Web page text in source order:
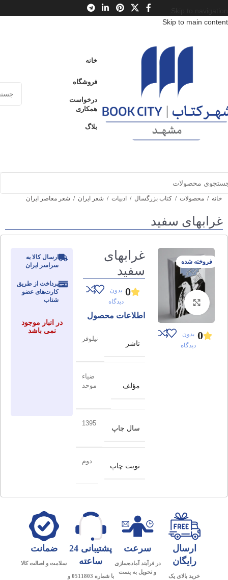
Skip to main content
خانه
فروشگاه
درخواست
همکاری
بلاگ
خانه / محصولات / کتاب بزرگسال / ادبیات / شعر ایران / شعر معاصر ایران
غرابهای سفید
فروخته شده
برای بزرگنمایی کلیک کنید
0 بدون
دیدگاه
غرابهای
سفید
0 بدون
دیدگاه
اطلاعات محصول
ناشر
نیلوفر
مؤلف
ضیاء
موحد
سال چاپ
1395
نوبت چاپ
دوم
ارسال کالا به
سراسر ایران
پرداخت از طریق
کارت‌های عضو
شتاب
در انبار موجود
نمی باشد
ارسال
رایگان
خرید بالای یک
سرعت
در فرآیند آماده‌سازی
و تحویل به پست
پشتیبانی 24
ساعته
با شماره 0511803 و
ضمانت
سلامت و اصالت کالا